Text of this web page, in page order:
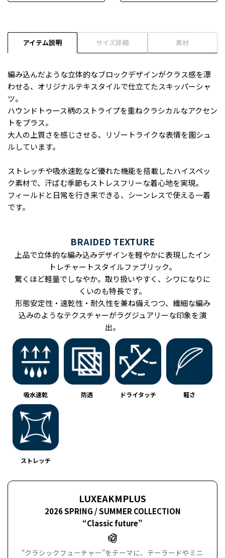
アイテム説明 サイズ詳細 素材
編み込んだような立体的なブロックデザインがクラス感を漂
わせる、オリジナルテキスタイルで仕立てたスキッパーシャ
ツ。
ハウンドトゥース柄のストライプを重ねクラシカルなアクセン
トをプラス。
大人の上質さを感じさせる、リゾートライクな表情を園シュ
ルしています。
ストレッチや吸水速乾など優れた機能を搭載したハイスペッ
ク素材で、汗ばむ季節もストレスフリーな着心地を実現。
フィールドと日常を行き来できる、シーンレスで使える一着
です。
BRAIDED TEXTURE
上品で立体的な編み込みデザインを軽やかに表現したイン
トレチャートスタイルファブリック。
驚くほど軽量でしなやか。取り扱いやすく、シワになりに
くいのも特長です。
形態安定性・速乾性・耐久性を兼ね備えつつ、繊細な編み
込みのようなテクスチャーがラグジュアリーな印象を演
出。
吸水速乾 防透 ドライタッチ 軽さ
ストレッチ
LUXEAKMPLUS
2026 SPRING / SUMMER COLLECTION
“Classic future”
“クラシックフューチャー”をテーマに、テーラードやミニ